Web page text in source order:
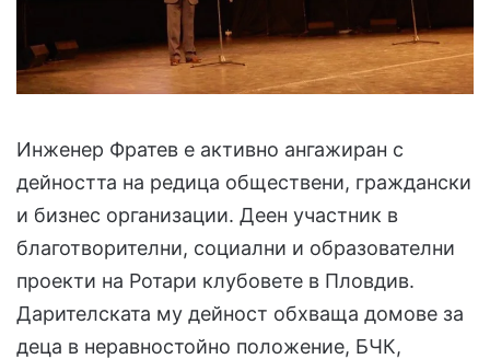
Инженер Фратев е активно ангажиран с
дейността на редица обществени, граждански
и бизнес организации. Деен участник в
благотворителни, социални и образователни
проекти на Ротари клубовете в Пловдив.
Дарителската му дейност обхваща домове за
деца в неравностойно положение, БЧК,